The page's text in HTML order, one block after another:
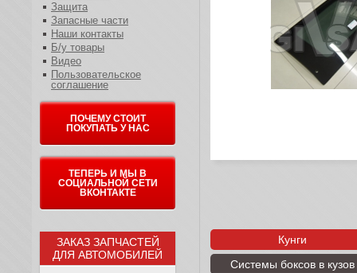
Кунги
Системы боксов в кузов
Защита
Запасные части
Наши контакты
Б/у товары
Видео
Пользовательское
соглашение
ПОЧЕМУ СТОИТ
ПОКУПАТЬ У НАС
ТЕПЕРЬ И МЫ В
СОЦИАЛЬНОЙ СЕТИ
ВКОНТАКТЕ
ЗАКАЗ ЗАПЧАСТЕЙ
ДЛЯ АВТОМОБИЛЕЙ